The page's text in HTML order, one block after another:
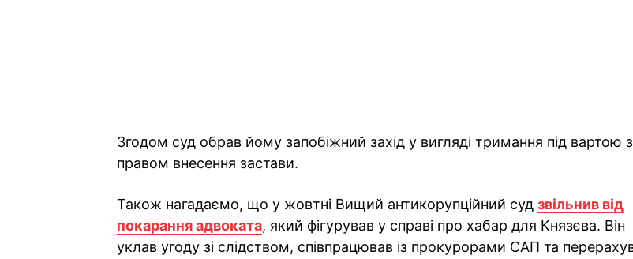
Згодом суд обрав йому запобіжний захід у вигляді тримання під вартою з
правом внесення застави.
Також нагадаємо, що у жовтні Вищий антикорупційний суд звільнив від
покарання адвоката, який фігурував у справі про хабар для Князєва. Він
уклав угоду зі слідством, співпрацював із прокурорами САП та